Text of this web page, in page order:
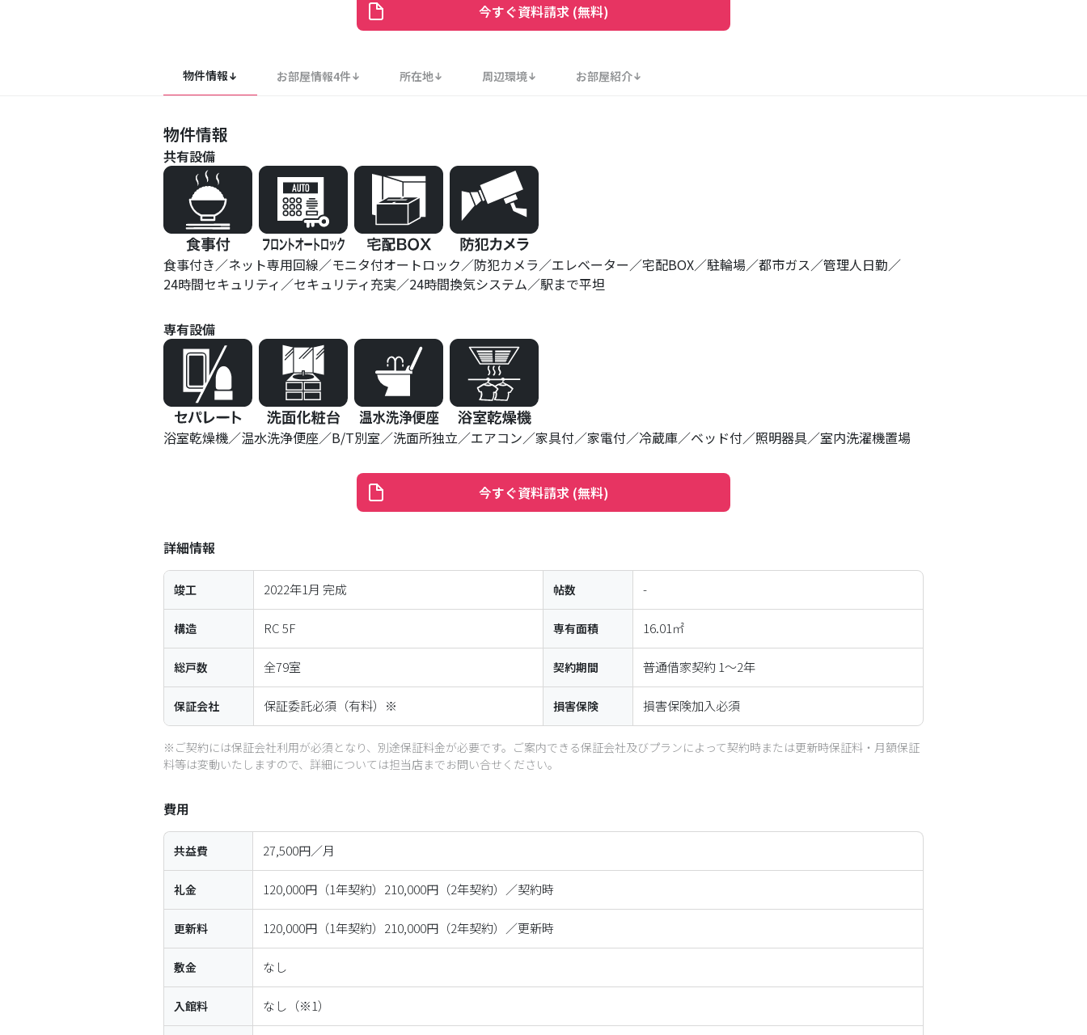
今すぐ資料請求 (無料)
物件情報 お部屋情報4件 所在地 周辺環境 お部屋紹介
物件情報
共有設備
食事付き ネット専用回線 モニタ付オートロック 防犯カメラ エレベーター 宅配BOX 駐輪場 都市ガス
管理人日勤
24時間セキュリティ
セキュリティ充実 24時間換気システム 駅まで平坦
専有設備
浴室乾燥機 温水洗浄便座 B/T別室 洗面所独立 エアコン 家具付 家電付 冷蔵庫 ベッド付 照明器具 室内洗濯機置場
今すぐ資料請求 (無料)
詳細情報
竣工 2022年1月 完成 帖数 -
構造 RC5F 専有面積 16.01㎡
総戸数 全79室 契約期間 普通借家契約 1～2年
保証会社 保証委託必須（有料）※ 損害保険 損害保険加入必須
※ご契約には保証会社利用が必須となり、別途保証料金が必要です。ご案内できる保証会社及びプランによって契約時または更新時保証料・月額保証
料等は変動いたしますので、詳細については担当店までお問い合せください。
費用
共益費 27,500円／月
礼金 120,000円（1年契約）210,000円（2年契約）／契約時
更新料 120,000円（1年契約）210,000円（2年契約）／更新時
敷金 なし
入館料 なし （※1）